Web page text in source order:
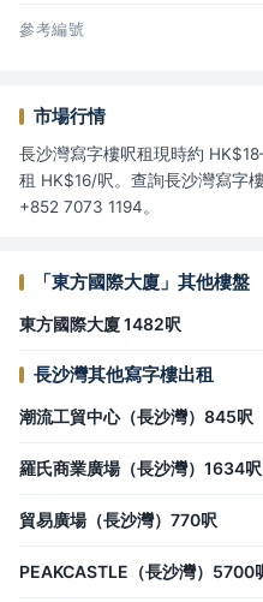
參考編號
市場行情
長沙灣寫字樓呎租現時約
租 HK$16/呎。查詢長沙灣寫字
+852 7073 1194。
「東方國際大廈」其他樓盤
東方國際大廈 1482呎
長沙灣其他寫字樓出租
潮流工貿中心（長沙灣）845呎
羅氏商業廣場（長沙灣）1634呎
貿易廣場（長沙灣）770呎
PEAKCASTLE（長沙灣）5700